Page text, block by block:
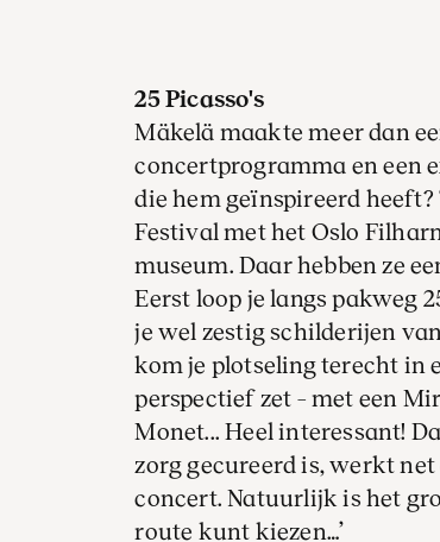
25 Picasso's
Mäkelä maakte meer dan
concertprogramma en een
die hem geïnspireerd heeft?
Festival met het Oslo
museum. Daar hebben ze
Eerst loop je langs pakweg
je wel zestig schilderijen
kom je plotseling terecht in
perspectief zet – met een
Monet... Heel interessant!
zorg gecureerd is, werkt
concert. Natuurlijk is het
route kunt kiezen…’